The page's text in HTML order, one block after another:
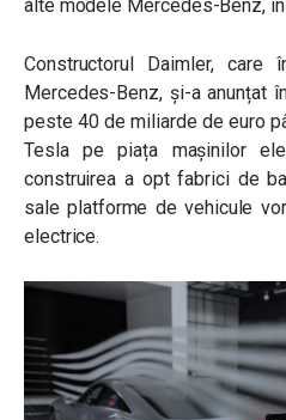
alte modele Mercedes-Benz,
Constructorul Daimler,
Mercedes-Benz, și-a anunțat
peste 40 de miliarde de euro
Tesla pe piața mașinilor
construirea a opt fabrici de
sale platforme de vehicule
electrice.